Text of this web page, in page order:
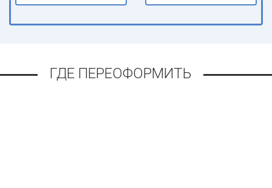
ГДЕ ПЕРЕОФОРМИТЬ